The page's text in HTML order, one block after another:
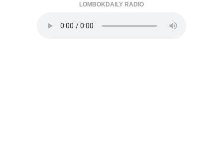
LOMBOKDAILY RADIO